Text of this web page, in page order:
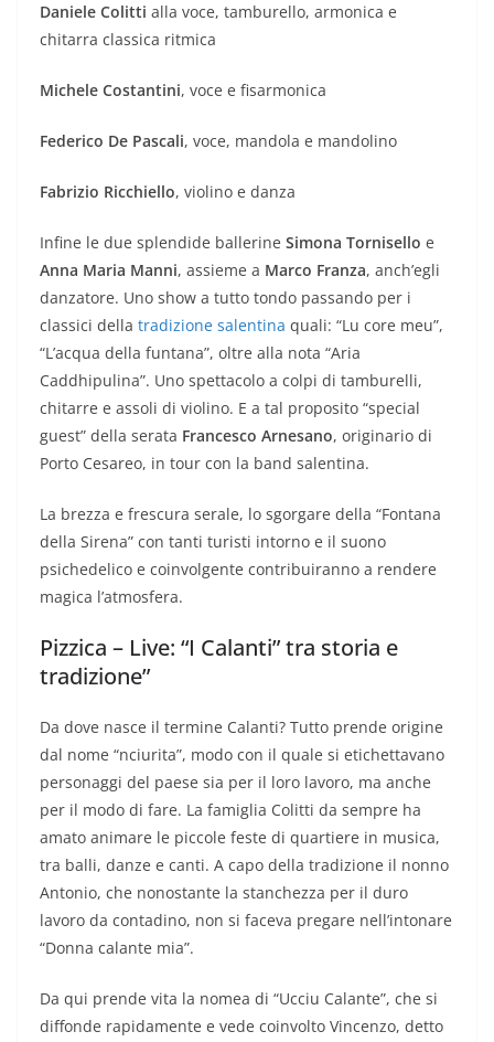
Daniele Colitti alla voce, tamburello, armonica e
chitarra classica ritmica
Michele Costantini, voce e fisarmonica
Federico De Pascali, voce, mandola e mandolino
Fabrizio Ricchiello, violino e danza
Infine le due splendide ballerine Simona Tornisello e
Anna Maria Manni, assieme a Marco Franza, anch’egli
danzatore. Uno show a tutto tondo passando per i
classici della tradizione salentina quali: “Lu core meu”,
“L’acqua della funtana”, oltre alla nota “Aria
Caddhipulina”. Uno spettacolo a colpi di tamburelli,
chitarre e assoli di violino. E a tal proposito “special
guest” della serata Francesco Arnesano, originario di
Porto Cesareo, in tour con la band salentina.
La brezza e frescura serale, lo sgorgare della “Fontana
della Sirena” con tanti turisti intorno e il suono
psichedelico e coinvolgente contribuiranno a rendere
magica l’atmosfera.
Pizzica – Live: “I Calanti” tra storia e
tradizione”
Da dove nasce il termine Calanti? Tutto prende origine
dal nome “nciurita”, modo con il quale si etichettavano
personaggi del paese sia per il loro lavoro, ma anche
per il modo di fare. La famiglia Colitti da sempre ha
amato animare le piccole feste di quartiere in musica,
tra balli, danze e canti. A capo della tradizione il nonno
Antonio, che nonostante la stanchezza per il duro
lavoro da contadino, non si faceva pregare nell’intonare
“Donna calante mia”.
Da qui prende vita la nomea di “Ucciu Calante”, che si
diffonde rapidamente e vede coinvolto Vincenzo, detto